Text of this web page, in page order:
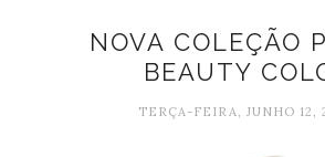
NOVA COLEÇÃO
BEAUTY
TERÇA-FEIRA, JUNHO 12,